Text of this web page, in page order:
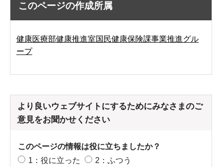
このページの作成所属
健康医療部健康推進室国民健康保険課事業推進グル
ープ
より良いウェブサイトにするためにみなさまのご
意見をお聞かせください
このページの情報は役に立ちましたか？
1：役に立った
2：ふつう